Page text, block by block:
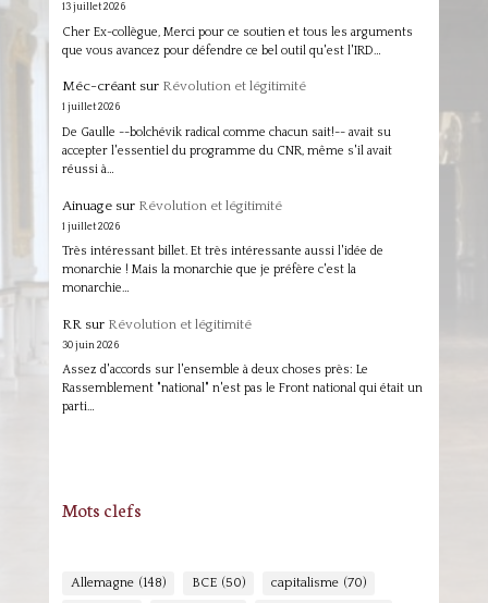
13 juillet 2026
Cher Ex-collègue, Merci pour ce soutien et tous les arguments
que vous avancez pour défendre ce bel outil qu'est l'IRD…
Méc-créantsur Révolution et légitimité
1 juillet 2026
De Gaulle --bolchévik radical comme chacun sait!-- avait su
accepter l'essentiel du programme du CNR, même s'il avait
réussi à…
Ainuagesur Révolution et légitimité
1 juillet 2026
Très intéressant billet. Et très intéressante aussi l'idée de
monarchie ! Mais la monarchie que je préfère c'est la
monarchie…
RR sur Révolution et légitimité
30 juin 2026
Assez d'accords sur l'ensemble à deux choses près: Le
Rassemblement "national" n'est pas le Front national qui était un
parti…
Mots clefs
Allemagne (148) BCE (50) capitalisme (70)